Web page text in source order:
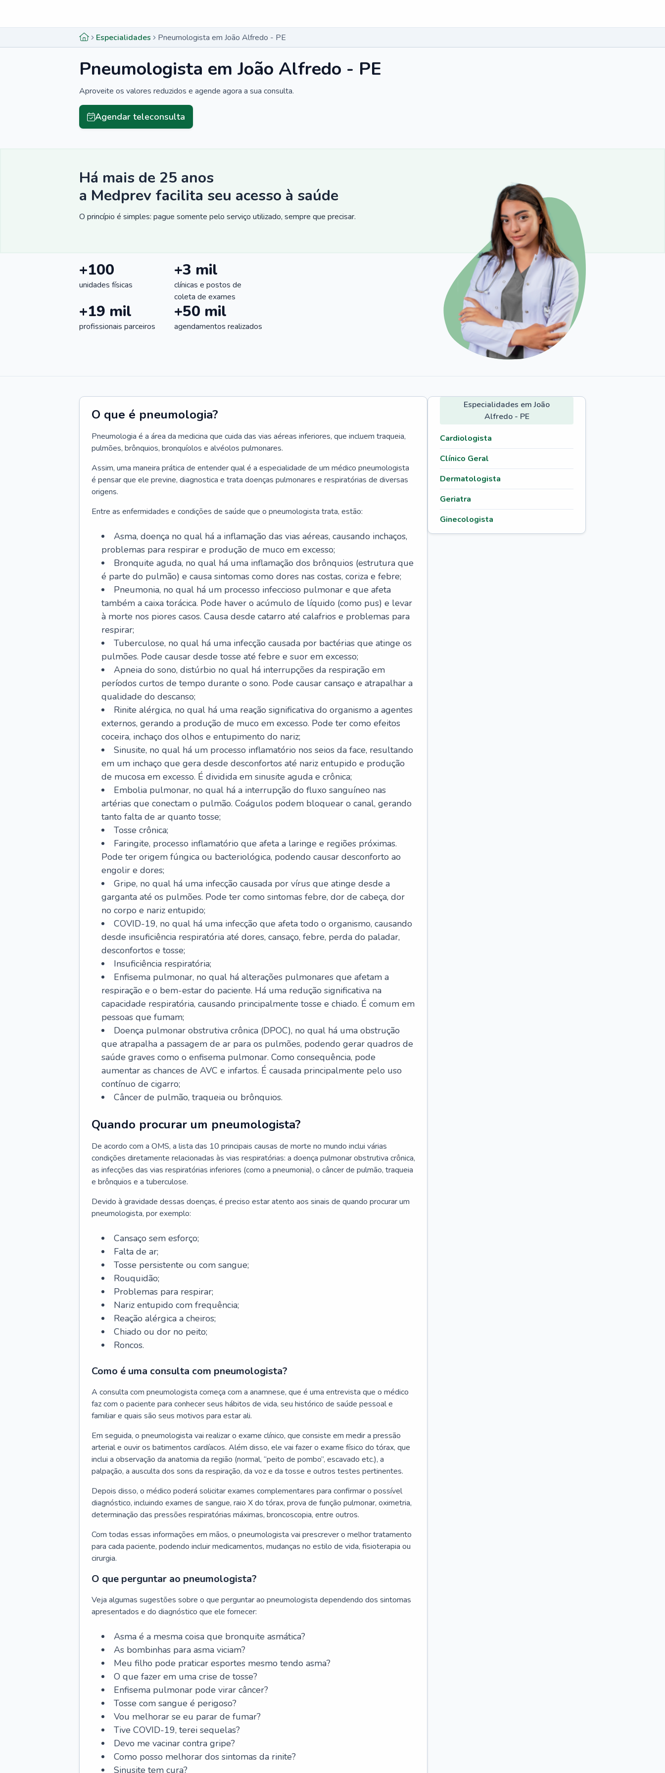
Especialidades Pneumologista em João Alfredo - PE
Pneumologista em João Alfredo - PE
Aproveite os valores reduzidos e agende agora a sua consulta.
Agendar teleconsulta
Há mais de 25 anos
a Medprev facilita seu acesso à saúde
O princípio é simples: pague somente pelo serviço utilizado, sempre que precisar.
+100
unidades físicas
+3 mil
clínicas e postos de
coleta de exames
+19 mil
profissionais parceiros
+50 mil
agendamentos realizados
O que é pneumologia?
Pneumologia é a área da medicina que cuida das vias aéreas inferiores, que incluem traqueia,
pulmões, brônquios, bronquíolos e alvéolos pulmonares.
Assim, uma maneira prática de entender qual é a especialidade de um médico pneumologista
é pensar que ele previne, diagnostica e trata doenças pulmonares e respiratórias de diversas
origens.
Entre as enfermidades e condições de saúde que o pneumologista trata, estão:
Asma, doença no qual há a inflamação das vias aéreas, causando inchaços,
problemas para respirar e produção de muco em excesso;
Bronquite aguda, no qual há uma inflamação dos brônquios (estrutura que
é parte do pulmão) e causa sintomas como dores nas costas, coriza e febre;
Pneumonia, no qual há um processo infeccioso pulmonar e que afeta
também a caixa torácica. Pode haver o acúmulo de líquido (como pus) e levar
à morte nos piores casos. Causa desde catarro até calafrios e problemas para
respirar;
Tuberculose, no qual há uma infecção causada por bactérias que atinge os
pulmões. Pode causar desde tosse até febre e suor em excesso;
Apneia do sono, distúrbio no qual há interrupções da respiração em
períodos curtos de tempo durante o sono. Pode causar cansaço e atrapalhar a
qualidade do descanso;
Rinite alérgica, no qual há uma reação significativa do organismo a agentes
externos, gerando a produção de muco em excesso. Pode ter como efeitos
coceira, inchaço dos olhos e entupimento do nariz;
Sinusite, no qual há um processo inflamatório nos seios da face, resultando
em um inchaço que gera desde desconfortos até nariz entupido e produção
de mucosa em excesso. É dividida em sinusite aguda e crônica;
Embolia pulmonar, no qual há a interrupção do fluxo sanguíneo nas
artérias que conectam o pulmão. Coágulos podem bloquear o canal, gerando
tanto falta de ar quanto tosse;
Tosse crônica;
Faringite, processo inflamatório que afeta a laringe e regiões próximas.
Pode ter origem fúngica ou bacteriológica, podendo causar desconforto ao
engolir e dores;
Gripe, no qual há uma infecção causada por vírus que atinge desde a
garganta até os pulmões. Pode ter como sintomas febre, dor de cabeça, dor
no corpo e nariz entupido;
COVID-19, no qual há uma infecção que afeta todo o organismo, causando
desde insuficiência respiratória até dores, cansaço, febre, perda do paladar,
desconfortos e tosse;
Insuficiência respiratória;
Enfisema pulmonar, no qual há alterações pulmonares que afetam a
respiração e o bem-estar do paciente. Há uma redução significativa na
capacidade respiratória, causando principalmente tosse e chiado. É comum em
pessoas que fumam;
Doença pulmonar obstrutiva crônica (DPOC), no qual há uma obstrução
que atrapalha a passagem de ar para os pulmões, podendo gerar quadros de
saúde graves como o enfisema pulmonar. Como consequência, pode
aumentar as chances de AVC e infartos. É causada principalmente pelo uso
contínuo de cigarro;
Câncer de pulmão, traqueia ou brônquios.
Quando procurar um pneumologista?
De acordo com a OMS, a lista das 10 principais causas de morte no mundo inclui várias
condições diretamente relacionadas às vias respiratórias: a doença pulmonar obstrutiva crônica,
as infecções das vias respiratórias inferiores (como a pneumonia), o câncer de pulmão, traqueia
e brônquios e a tuberculose.
Devido à gravidade dessas doenças, é preciso estar atento aos sinais de quando procurar um
pneumologista, por exemplo:
Cansaço sem esforço;
Falta de ar;
Tosse persistente ou com sangue;
Rouquidão;
Problemas para respirar;
Nariz entupido com frequência;
Reação alérgica a cheiros;
Chiado ou dor no peito;
Roncos.
Como é uma consulta com pneumologista?
A consulta com pneumologista começa com a anamnese, que é uma entrevista que o médico
faz com o paciente para conhecer seus hábitos de vida, seu histórico de saúde pessoal e
familiar e quais são seus motivos para estar ali.
Em seguida, o pneumologista vai realizar o exame clínico, que consiste em medir a pressão
arterial e ouvir os batimentos cardíacos. Além disso, ele vai fazer o exame físico do tórax, que
inclui a observação da anatomia da região (normal, “peito de pombo”, escavado etc.), a
palpação, a ausculta dos sons da respiração, da voz e da tosse e outros testes pertinentes.
Depois disso, o médico poderá solicitar exames complementares para confirmar o possível
diagnóstico, incluindo exames de sangue, raio X do tórax, prova de função pulmonar, oximetria,
determinação das pressões respiratórias máximas, broncoscopia, entre outros.
Com todas essas informações em mãos, o pneumologista vai prescrever o melhor tratamento
para cada paciente, podendo incluir medicamentos, mudanças no estilo de vida, fisioterapia ou
cirurgia.
O que perguntar ao pneumologista?
Veja algumas sugestões sobre o que perguntar ao pneumologista dependendo dos sintomas
apresentados e do diagnóstico que ele fornecer:
Asma é a mesma coisa que bronquite asmática?
As bombinhas para asma viciam?
Meu filho pode praticar esportes mesmo tendo asma?
O que fazer em uma crise de tosse?
Enfisema pulmonar pode virar câncer?
Tosse com sangue é perigoso?
Vou melhorar se eu parar de fumar?
Tive COVID-19, terei sequelas?
Devo me vacinar contra gripe?
Como posso melhorar dos sintomas da rinite?
Sinusite tem cura?
Especialidades em João
Alfredo - PE
Cardiologista
Clínico Geral
Dermatologista
Geriatra
Ginecologista